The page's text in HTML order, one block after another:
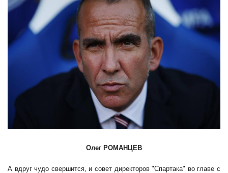
Олег РОМАНЦЕВ
А вдруг чудо свершится, и совет директоров "Спартака" во главе с